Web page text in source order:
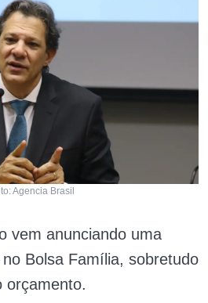
Agencia Brasil
vem anunciando uma
Bolsa Família, sobretudo
orçamento.